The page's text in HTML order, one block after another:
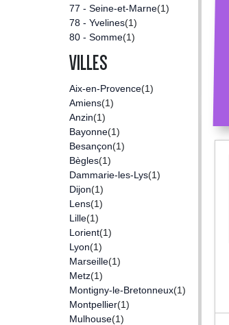
77 - Seine-et-Marne(1)
78 - Yvelines(1)
80 - Somme(1)
VILLES
Aix-en-Provence(1)
Amiens(1)
Anzin(1)
Bayonne(1)
Besançon(1)
Bègles(1)
Dammarie-les-Lys(1)
Dijon(1)
Lens(1)
Lille(1)
Lorient(1)
Lyon(1)
Marseille(1)
Metz(1)
Montigny-le-Bretonneux(1)
Montpellier(1)
Mulhouse(1)